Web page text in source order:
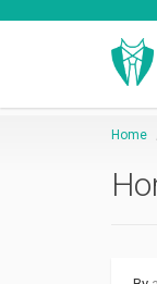
Home